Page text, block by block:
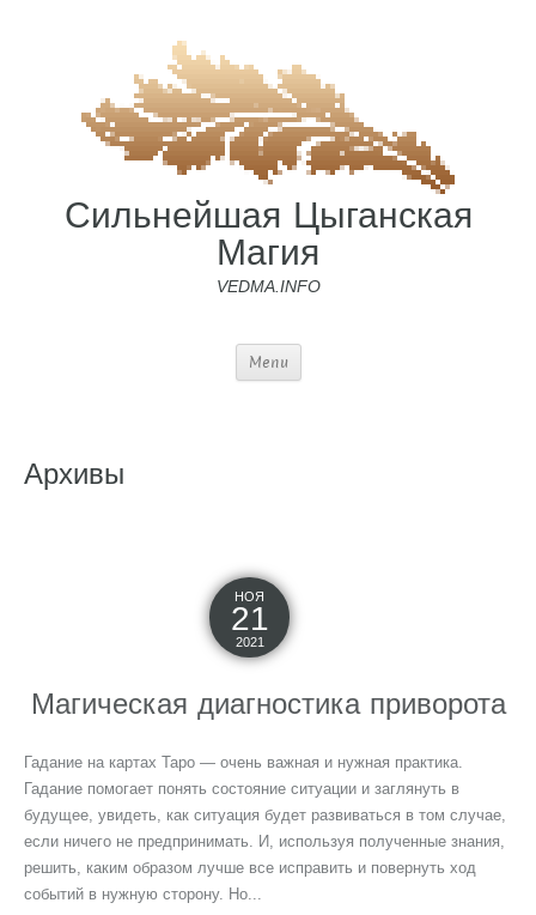
Сильнейшая Цыганская
Магия
VEDMA.INFO
Menu
Архивы
НОЯ
21
2021
Магическая диагностика приворота
Гадание на картах Таро — очень важная и нужная практика.
Гадание помогает понять состояние ситуации и заглянуть в
будущее, увидеть, как ситуация будет развиваться в том случае,
если ничего не предпринимать. И, используя полученные знания,
решить, каким образом лучше все исправить и повернуть ход
событий в нужную сторону. Но...